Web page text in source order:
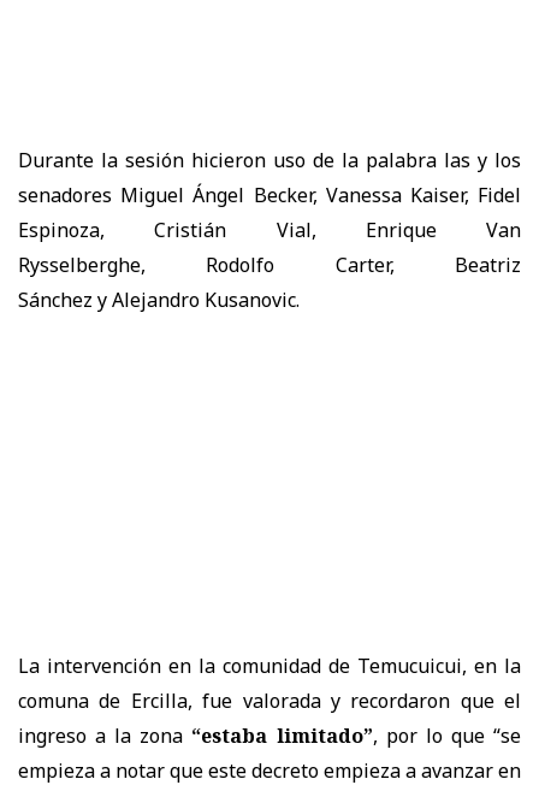
Durante la sesión hicieron uso de la palabra las y los
senadores Miguel Ángel Becker, Vanessa Kaiser, Fidel
Espinoza,
Cristián Vial,
Enrique Van
Rysselberghe,
Rodolfo Carter,
Beatriz
Sánchez yAlejandro Kusanovic.
La intervención en la comunidad de Temucuicui, en la
comuna de Ercilla, fue valorada y recordaron que el
ingreso a la zona “estaba limitado”, por lo que “se
empieza a notar que este decreto empieza a avanzar en